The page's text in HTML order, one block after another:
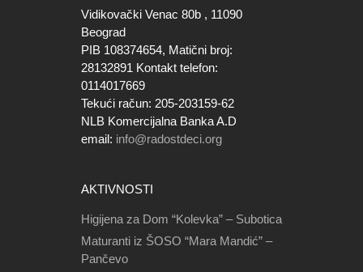
Vidikovački Venac 80b , 11090
Beograd
PIB 108374654, Matični broj:
28132891 Kontakt telefon:
0114017669
Tekući račun: 205-203159-62
NLB Komercijalna Banka A.D
email: info@radostdeci.org
AKTIVNOSTI
Higijena za Dom “Kolevka” – Subotica
Maturanti iz ŠOSO “Mara Mandić” –
Pančevo